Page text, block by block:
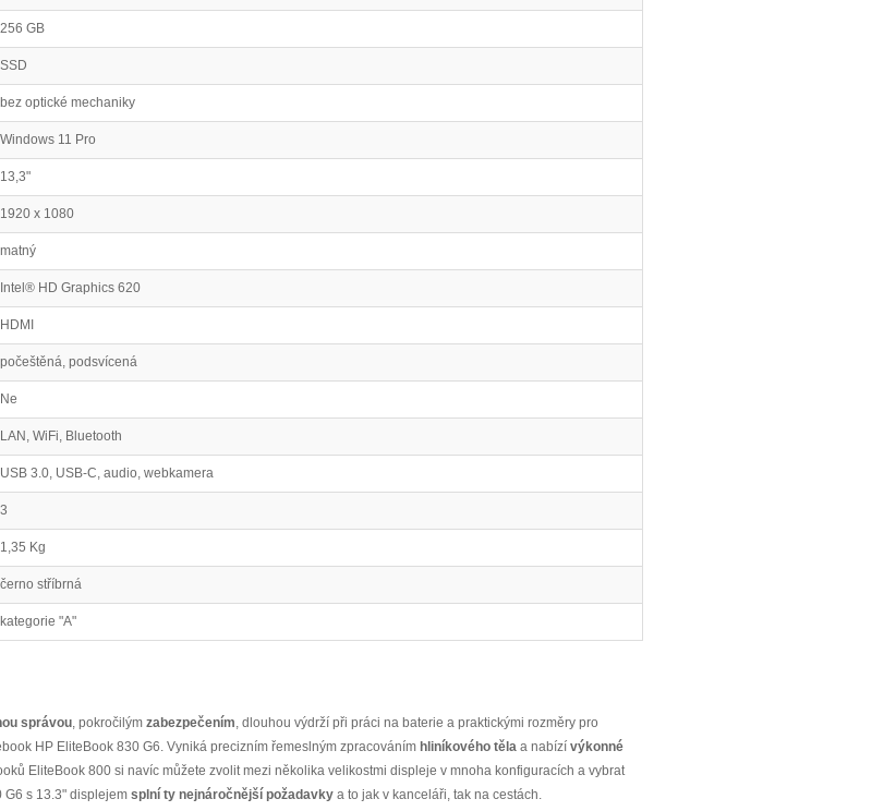
256 GB
SSD
bez optické mechaniky
Windows 11 Pro
13,3"
1920 x 1080
matný
Intel® HD Graphics 620
HDMI
počeštěná, podsvícená
Ne
LAN, WiFi, Bluetooth
USB 3.0, USB-C, audio, webkamera
3
1,35 Kg
černo stříbrná
kategorie "A"
správou, pokročilým zabezpečením, dlouhou výdrží při práci na baterie a praktickými rozměry pro
HP EliteBook 830 G6. Vyniká precizním řemeslným zpracováním hliníkového těla a nabízí výkonné
EliteBook 800 si navíc můžete zvolit mezi několika velikostmi displeje v mnoha konfiguracích a vybrat
s 13.3" displejem splní ty nejnáročnější požadavky a to jak v kanceláři, tak na cestách.